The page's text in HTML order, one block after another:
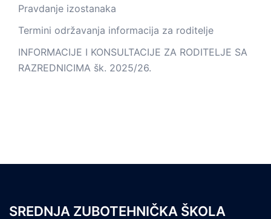
Pravdanje izostanaka
Termini održavanja informacija za roditelje
INFORMACIJE I KONSULTACIJE ZA RODITELJE SA
RAZREDNICIMA šk. 2025/26.
SREDNJA ZUBOTEHNIČKA ŠKOLA